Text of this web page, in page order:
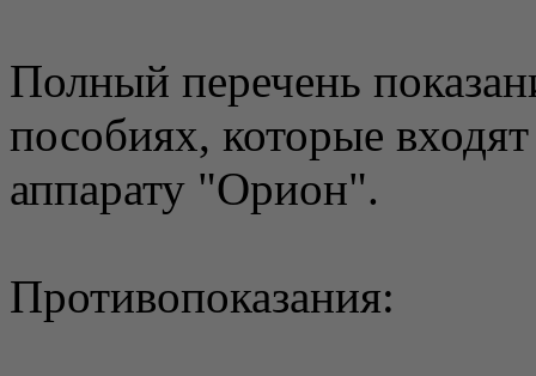
Полный перечень
пособиях, которые
аппарату "Орион".
Противопоказания: